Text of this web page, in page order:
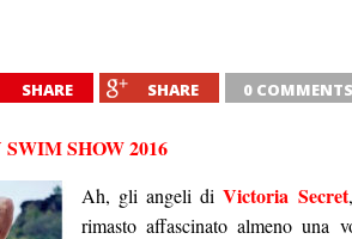
SHARE SHARE 0 COMMENTS
SHOW 2016
Ah, gli angeli diVictoria Secret
rimasto affascinato almeno una